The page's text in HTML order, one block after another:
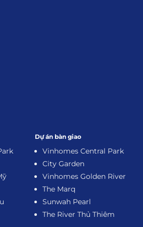
Dự án bàn giao
Vinhomes Central Park
City Garden
Vinhomes Golden River
The Marq
Sunwah Pearl
The River Thủ Thiêm